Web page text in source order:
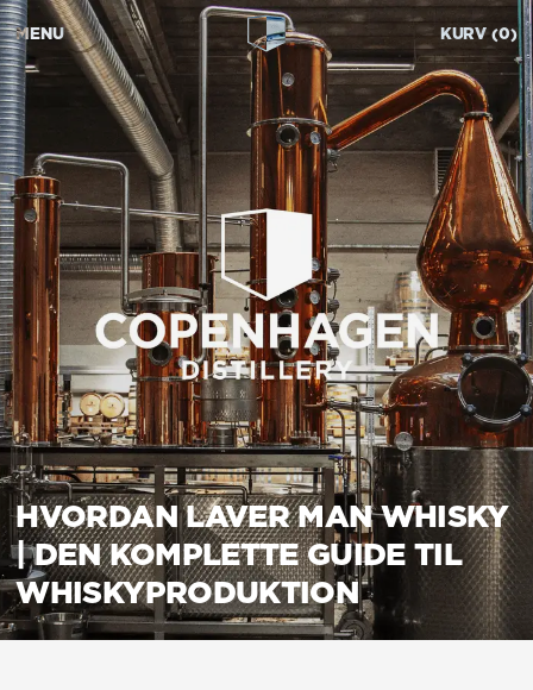
MENU 0
KURV
HVORDAN LAVER MAN WHISKY
| DEN KOMPLETTE GUIDE TIL
WHISKYPRODUKTION